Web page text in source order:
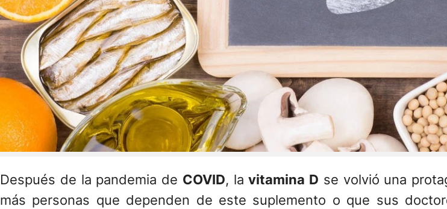
Después de la pandemia de COVID, lavitamina D se volvió una
más personas que dependen de este suplemento o que sus